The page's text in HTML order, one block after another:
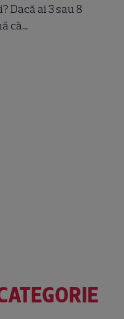
Dacă ai 3 sau 8
că...